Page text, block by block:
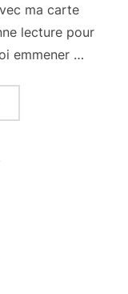
ma carte
lecture pour
emmener …
EMBARQUEMENT